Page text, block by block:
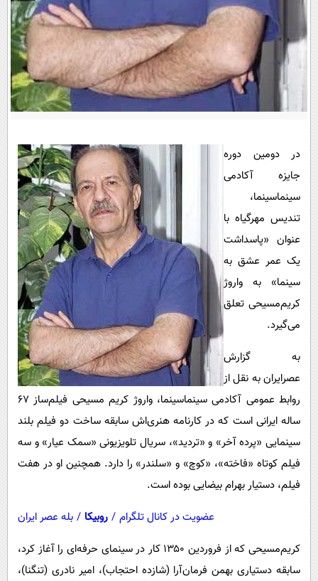
فناوری
گوناگون
حوادث
محیط زیست
فرهنگی
اجتماعی
حیات وحش
سیاست خارجی
روانشناسی
آشپزی
دانلود
در دومین دوره
جایزه آکادمی
سینماسینما،
تندیس مهرگیاه با
عنوان «پاسداشت
یک‌ عمر عشق به
سینما» به واروژ
کریم‌مسیحی تعلق
می‌گیرد.
به گزارش
عصرایران به نقل از
روابط عمومی آکادمی سینماسینما، واروژ کریم مسیحی فیلم‌ساز ۶۷
ساله ایرانی است که در کارنامه هنری‌اش سابقه ساخت دو فیلم بلند
سینمایی «پرده آخر» و «تردید»، سریال تلویزیونی «سمک عیار» و سه
فیلم کوتاه «فاخته»، «کوچ» و «سلندر» را دارد. همچنین او در هفت
فیلم، دستیار بهرام بیضایی بوده است.
عضویت در کانال تلگرام / روبیکا / بله عصر ایران
کریم‌مسیحی که از فروردین ۱۳۵۰ کار در سینمای حرفه‌ای را آغاز کرد،
سابقه دستیاری بهمن فرمان‌آرا (شازده احتجاب)، امیر نادری (تنگنا)،